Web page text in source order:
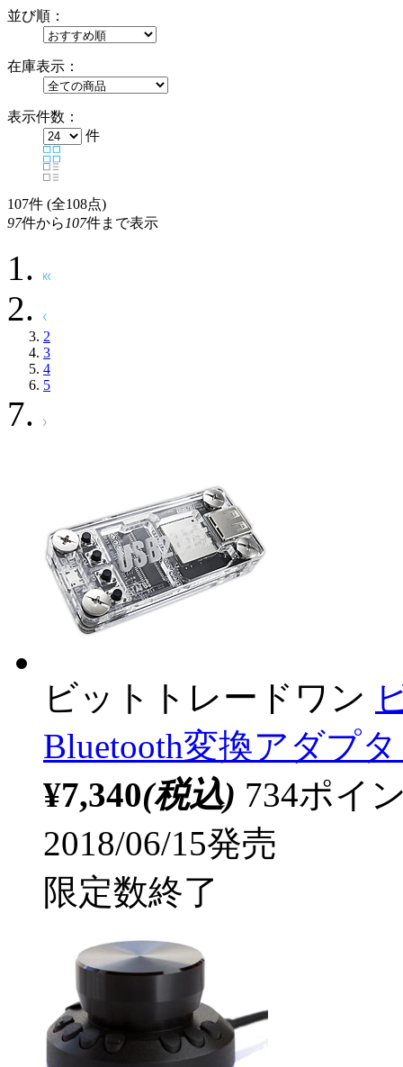
並び順：
在庫表示：
表示件数：
件
107件 (全108点)
97件から 107件まで表示
2
3
4
5
ビットトレードワン
Bluetooth変換アダプ
¥7,340(税込) 734ポイ
2018/06/15発売
限定数終了